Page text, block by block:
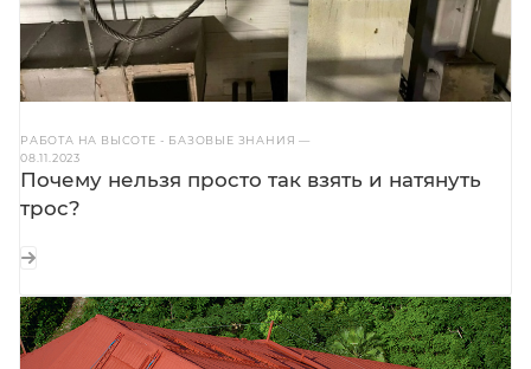
РАБОТА НА ВЫСОТЕ - БАЗОВЫЕ ЗНАНИЯ—
08.11.2023
Почему нельзя просто так взять и натянуть
трос?